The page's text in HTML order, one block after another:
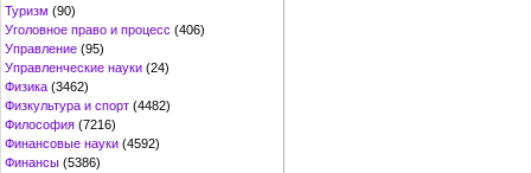
Туризм (90)
Уголовное право и процесс (406)
Управление (95)
Управленческие науки (24)
Физика (3462)
Физкультура и спорт (4482)
Философия (7216)
Финансовые науки (4592)
Финансы (5386)